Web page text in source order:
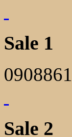
Sale 1
Sale 2